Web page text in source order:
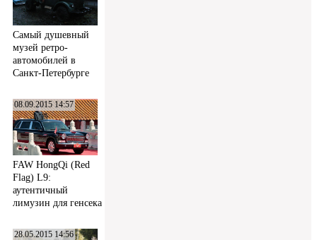
Самый душевный
музей ретро-
автомобилей в
Санкт-Петербурге
08.09.2015 14:57
FAW HongQi (Red
Flag) L9:
аутентичный
лимузин для генсека
28.05.2015 14:56